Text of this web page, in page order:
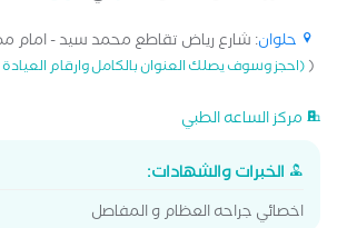
حلوان: شارع رياض تقاطع محمد سيد - امام
((احجز وسوف يصلك العنوان بالكامل وارقام العيادة
مركز الساعه الطبي
الخبرات والشهادات:
اخصائي جراحه العظام و المفاصل